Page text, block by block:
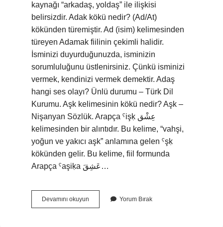
kaynağı “arkadaş, yoldaş” ile ilişkisi
belirsizdir. Adak kökü nedir? (Ad/At)
kökünden türemiştir. Ad (isim) kelimesinden
türeyen Adamak fiilinin çekimli halidir.
İsminizi duyurduğunuzda, isminizin
sorumluluğunu üstlenirsiniz. Çünkü isminizi
vermek, kendinizi vermek demektir. Adaş
hangi ses olayı? Ünlü durumu – Türk Dil
Kurumu. Aşk kelimesinin kökü nedir? Aşk –
Nişanyan Sözlük. Arapça ˁişḳ عِشْق
kelimesinden bir alıntıdır. Bu kelime, “vahşi,
yoğun ve yakıcı aşk” anlamına gelen ˁşḳ
kökünden gelir. Bu kelime, fiil formunda
Arapça ˁaşiḳa عَشِقَ…
Devamını okuyun
Kelimesinin
Yorum Bırak